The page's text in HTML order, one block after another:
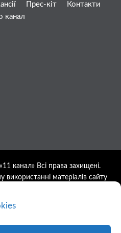
Прес-кіт
Контакти
канал
канал» Всі права захищені.
матеріалів сайту